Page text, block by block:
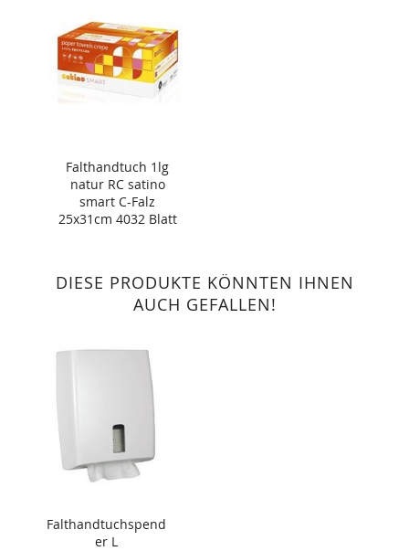
Falthandtuch 1lg
natur RC satino
smart C-Falz
25x31cm 4032 Blatt
DIESE PRODUKTE KÖNNTEN IHNEN
AUCH GEFALLEN!
Falthandtuchspend
er L